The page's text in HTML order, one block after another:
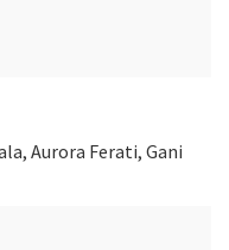
Aurora Ferati, Gani